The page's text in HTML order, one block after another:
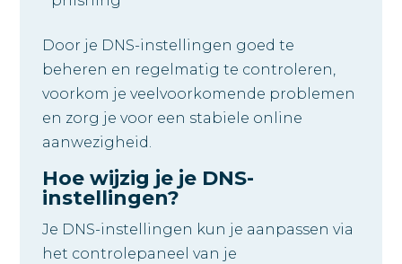
Door je DNS-instellingen goed te
beheren en regelmatig te controleren,
voorkom je veelvoorkomende problemen
en zorg je voor een stabiele online
aanwezigheid.
Hoe wijzig je je DNS-
instellingen?
Je DNS-instellingen kun je aanpassen via
het controlepaneel van je